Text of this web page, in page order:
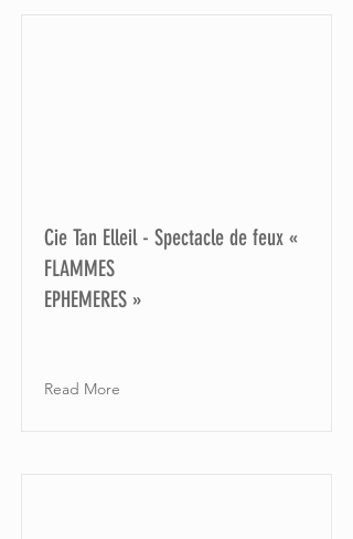
Cie Tan Elleil - Spectacle de feux «
FLAMMES
EPHEMERES »
Read More